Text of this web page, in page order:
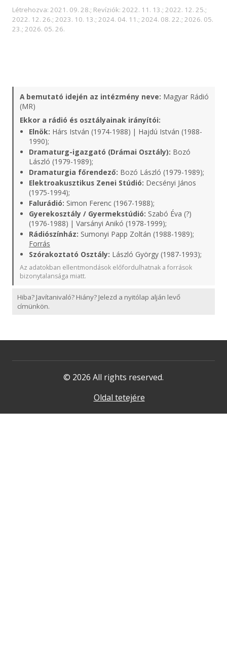
Létrehozva: 2021. 09. 28.; Revíziók: 2022. 11. 13.; 2022. 12. 25.;
2022. 12. 26.; 2023. 10. 13.; 2024. 04. 11.; 2024. 08. 22.; 2026. 05.
23.; 2026. 05. 26.
A bemutató idején az intézmény neve: Magyar Rádió
(MR)
Ekkor a rádió és osztályainak irányítói:
Elnök: Hárs István (1974-1988) | Hajdú István (1988-
1990);
Dramaturg-igazgató (Drámai Osztály): Bozó
László (1979-1989);
Dramaturgia főrendező: Bozó László (1979-1989);
Elektroakusztikus Zenei Stúdió: Decsényi János
(1975-1994);
Falurádió: Simon Ferenc (1967-1988);
Gyerekosztály / Gyermekstúdió: Szabó Éva (?)
(1976-1988) | Varsányi Anikó (1978-1999);
Rádiószínház: Sumonyi Papp Zoltán (1988-1989);
Forrás
Szórakoztató Osztály: László György (1987-1993);
Az adatokban ellentmondások előfordulhatnak a források
bizonytalansága miatt.
Hiba? Javítanivaló? Hiány? Jelezd a nyitólap alján levő
címünkön.
© 2026 All rights reserved.
Oldal tetejére